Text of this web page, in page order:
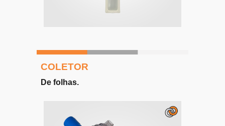
COLETOR
De folhas.